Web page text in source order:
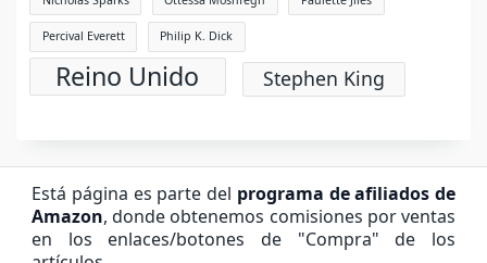
Percival Everett Philip K. Dick
Reino Unido Stephen King
Está página es parte del programa de afiliados de
Amazon, donde obtenemos comisiones por ventas
en los enlaces/botones de "Compra" de los